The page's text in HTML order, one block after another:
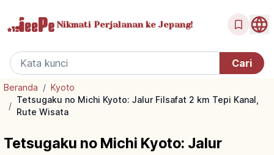
Nikmati Perjalanan ke Jepang!
Beranda / Kyoto
/
Tetsugaku no Michi Kyoto: Jalur Filsafat 2 km Tepi Kanal,
Rute Wisata
Tetsugaku no Michi Kyoto: Jalur